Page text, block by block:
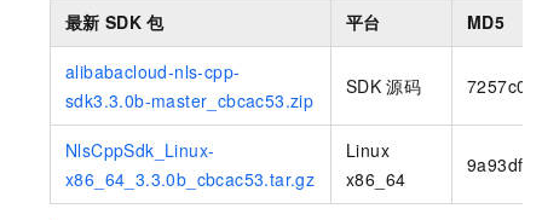
最新 SDK 包 平台 MD5
alibabacloud-nls-cpp-
sdk3.3.0b-master_cbcac53.zip
SDK 源码
NlsCppSdk_Linux-
x86_64_3.3.0b_cbcac53.tar.gz
Linux
x86_64